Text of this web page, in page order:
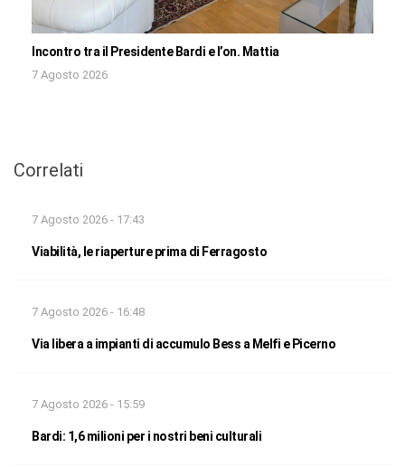
Incontro tra il Presidente Bardi e l’on. Mattia
7 Agosto 2026
Correlati
7 Agosto 2026 - 17:43
Viabilità, le riaperture prima di Ferragosto
7 Agosto 2026 - 16:48
Via libera a impianti di accumulo Bess a Melfi e Picerno
7 Agosto 2026 - 15:59
Bardi: 1,6 milioni per i nostri beni culturali